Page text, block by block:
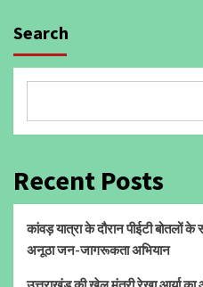
Search
Recent Posts
कांवड़ यात्रा के दौरान पीईटी बोतलों के
अनूठा जन-जागरूकता अभियान